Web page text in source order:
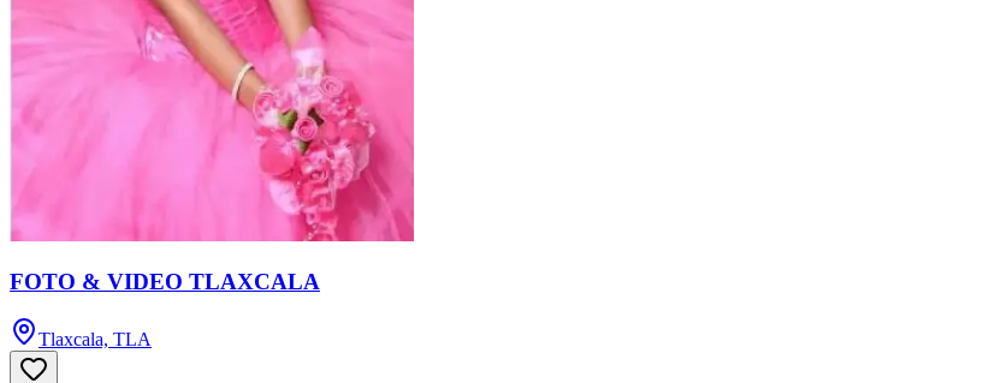
FOTO & VIDEO TLAXCALA
Tlaxcala, TLA